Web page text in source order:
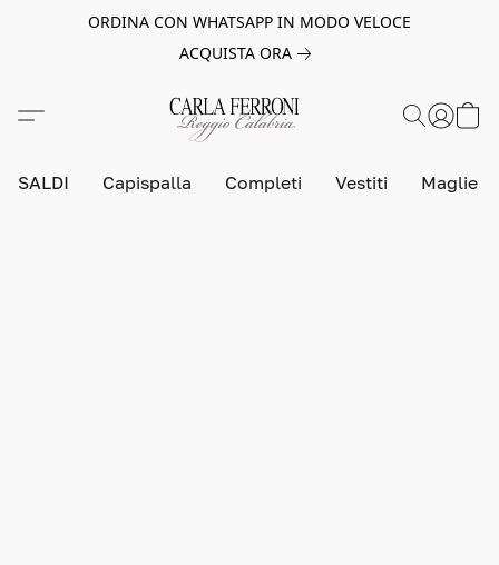
ORDINA CON WHATSAPP IN MODO VELOCE
ACQUISTA ORA
SALDI Capispalla Completi Vestiti Maglie e